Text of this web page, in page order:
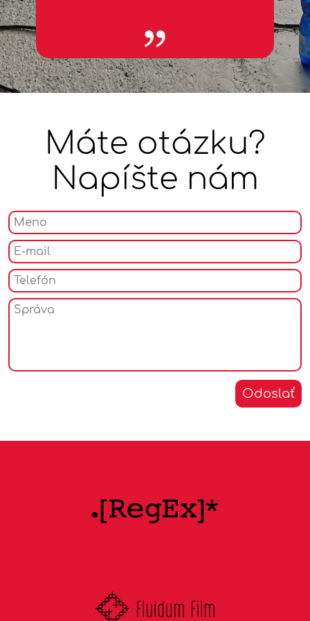
špecifikách zraniteľných skupín, ich prekážkach a
potrebách.
Výsledkom sú napríklad:
architekti, ktorí pri dizajne budov, interiérov a
exteriérov majú vnútornú motiváciu myslieť na potreby
ľudí so zmyslovým alebo telesným hendikepom
formovanie postojov spoločnosti k zraniteľným
skupinám
dizajnéri, ktorí myslia na potreby ľudí s hendikepom a
tvoria kolekcie a návrhy s ohľadom na prístupnosť aj
pre tieto cieľové skupiny
zodpovednosť a lepšie rozumejú príčinám konania a
prežívaniu ľudí zo zraniteľných skupín
ekonómovia, ktorí pri nastavovaní sociálnej ekonomiky
reálnejšie vyhodnocujú efektívne riešenia a rozumejú
kontextu finančnej náročnosti pri zavádzaní
inkluzívneho prístupu vo firmách, úradoch, školách,
vládnych politikách
politológovia, ktorí majú prehľad o zraniteľných
Máte otázku?
Napíšte nám
Odoslať